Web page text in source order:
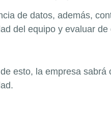
de datos, además,
del equipo y evaluar
esto, la empresa